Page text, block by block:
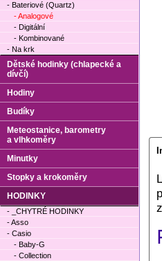
- Bateriové (Quartz)
- Analogové
- Digitální
- Kombinované
- Na krk
Dětské hodinky (chlapecké a
dívčí)
Hodiny
Budíky
Meteostanice, barometry
a vlhkoměry
Minutky
Stopky a krokoměry
HODINKY
- _CHYTRÉ HODINKY
- Asso
- Casio
- Baby-G
- Collection